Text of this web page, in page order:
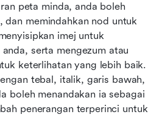
peta minda, anda boleh
dan memindahkan nod untuk
imej untuk
serta mengezum atau
keterlihatan yang lebih baik.
tebal, italik, garis bawah,
boleh menandakan ia sebagai
penerangan terperinci untuk